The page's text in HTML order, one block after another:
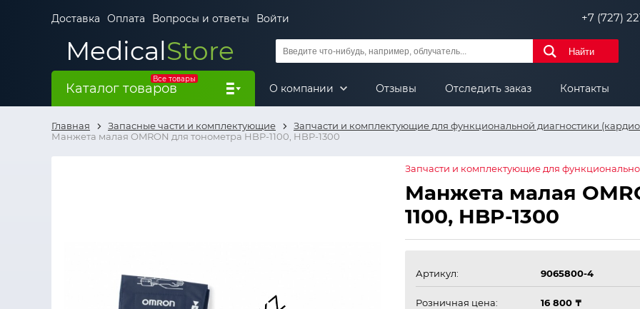
Доставка Оплата Вопросы и ответы Войти +7 (727)
MedicalStore Найти
Все товары
Каталог товаров О компании Отзывы Отследить заказ Контакты
Главная Запасные части и комплектующие
Запчасти и комплектующие для функциональной диагностики
Манжета малая OMRON для тонометра HBP-1100, HBP-1300
Запчасти и комплектующие для
Манжета малая
1100, HBP-1300
Артикул: 9065800-4
Розничная цена: 16 800 ₸